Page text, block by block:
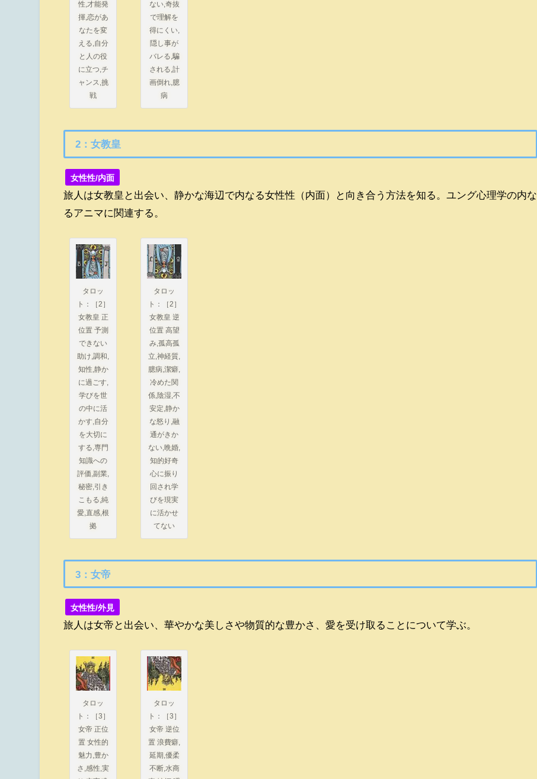
性,才能発
揮,恋があ
なたを変
える,自分
と人の役
に立つ,チ
ャンス,挑
戦
ない,奇抜
で理解を
得にくい,
隠し事が
バレる,騙
される,計
画倒れ,臆
病
2：女教皇
女性性/内面
旅人は女教皇と出会い、静かな海辺で内なる女性性（内面）と向き合う方法を知る。ユング心理学の内な
るアニマに関連する。
タロッ
ト：［2］
女教皇 正
位置 予測
できない
助け,調和,
知性,静か
に過ごす,
学びを世
の中に活
かす,自分
を大切に
する,専門
知識への
評価,副業,
秘密,引き
こもる,純
愛,直感,根
拠
タロッ
ト：［2］
女教皇 逆
位置 高望
み,孤高孤
立,神経質,
臆病,潔癖,
冷めた関
係,陰湿,不
安定,静か
な怒り,融
通がきか
ない,晩婚,
知的好奇
心に振り
回され学
びを現実
に活かせ
てない
3：女帝
女性性/外見
旅人は女帝と出会い、華やかな美しさや物質的な豊かさ、愛を受け取ることについて学ぶ。
タロッ
ト：［3］
女帝 正位
置 女性的
魅力,豊か
さ,感性,実
タロッ
ト：［3］
女帝 逆位
置 浪費癖,
延期,優柔
不断,水商